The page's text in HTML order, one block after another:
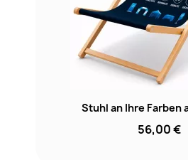
Stuhl an Ihre Farben
56,00 €